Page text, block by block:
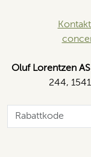
Oluf Lorentzen AS
244,